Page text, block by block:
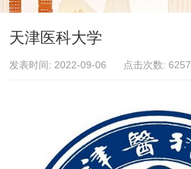
天津医科大学
发表时间: 2022-09-06 点击次数: 6257